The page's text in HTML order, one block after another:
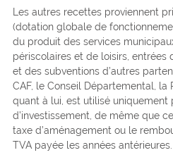
Les autres recettes proviennent
(dotation globale de
du produit des services
périscolaires et de loisirs,
et des subventions d’autres
CAF, le Conseil Départemental, la
quant à lui, est utilisé uniquement
d’investissement, de même que
taxe d’aménagement ou le
TVA payée les années antérieures.